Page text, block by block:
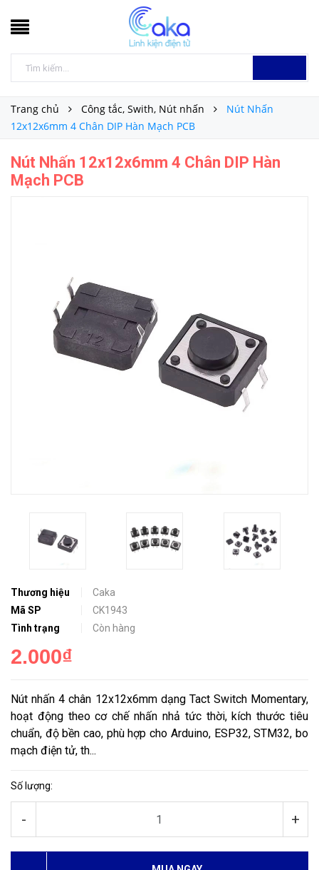
Trang chủ Công tắc, Swith, Nút nhấn
Nút Nhấn
12x12x6mm 4 Chân DIP Hàn Mạch PCB
Nút Nhấn 12x12x6mm 4 Chân DIP Hàn
Mạch PCB
Thương hiệu
Caka
Mã SP
CK1943
Tình trạng
Còn hàng
2.000₫
Nút nhấn 4 chân 12x12x6mm dạng Tact Switch Momentary,
hoạt động theo cơ chế nhấn nhả tức thời, kích thước tiêu
chuẩn, độ bền cao, phù hợp cho Arduino, ESP32, STM32, bo
mạch điện tử, th...
Số lượng:
- +